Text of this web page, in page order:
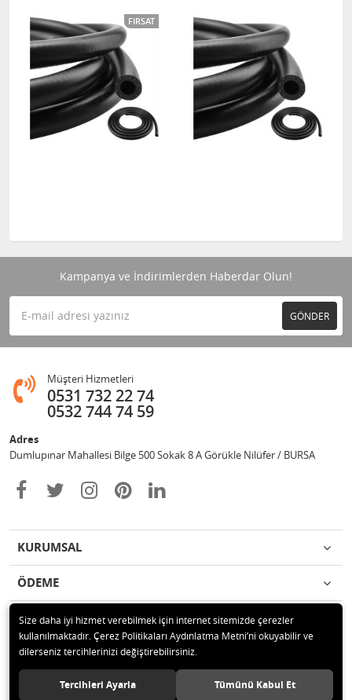
FIRSAT
Kampanya ve İndirimlerden Haberdar Olun!
GÖNDER
Müşteri Hizmetleri
0531 732 22 74
0532 744 74 59
Adres
Dumlupınar Mahallesi Bilge 500 Sokak 8 A Görükle Nilüfer / BURSA
KURUMSAL
ÖDEME
İLETİŞİM
© 2020 MAG OTOMOTİV Tüm hakları saklıdır.
Size daha iyi hizmet verebilmek için internet sitemizde çerezler
kullanılmaktadır. Çerez Politikaları Aydınlatma Metni’ni okuyabilir ve
dilerseniz tercihlerinizi değiştirebilirsiniz.
Tercihleri Ayarla Tümünü Kabul Et